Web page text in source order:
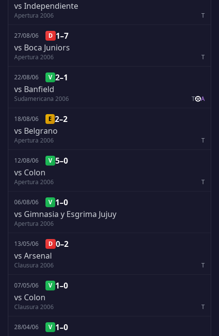
vs Independiente
Apertura 2006 T
27/08/06 D 1–7
vs Boca Juniors
Apertura 2006 T
22/08/06 V 2–1
vs Banfield
Sudamericana 2006 T A
18/08/06 E 2–2
vs Belgrano
Apertura 2006 T
12/08/06 V 5–0
vs Colon
Apertura 2006 T
06/08/06 V 1–0
vs Gimnasia y Esgrima Jujuy
Apertura 2006
13/05/06 D 0–2
vs Arsenal
Clausura 2006 T
07/05/06 V 1–0
vs Colon
Clausura 2006 T
28/04/06 V 1–0